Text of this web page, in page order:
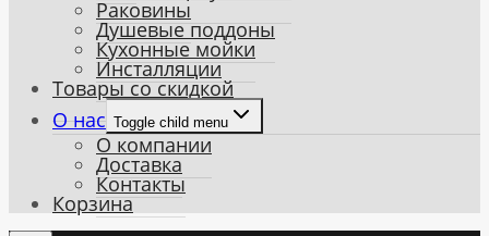
Раковины
Душевые поддоны
Кухонные мойки
Инсталляции
Товары со скидкой
О нас Toggle child menu
О компании
Доставка
Контакты
Корзина